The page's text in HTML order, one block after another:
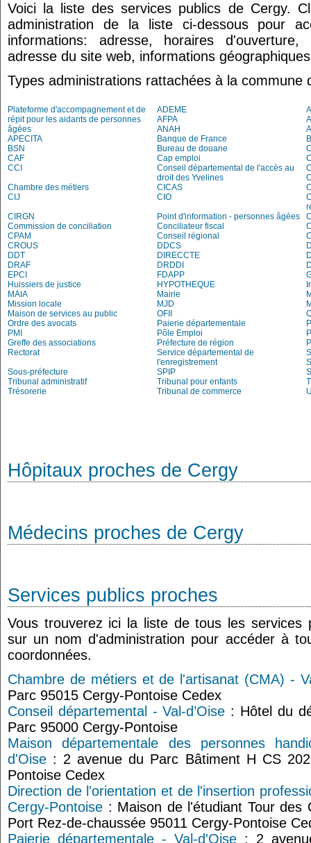
Voici la liste des services publics de Cergy.
administration de la liste ci-dessous pour
informations: adresse, horaires
adresse du site web, informations
Types administrations rattachées à la commune
Plateforme d'accompagnement et de
répit pour les aidants de personnes
âgées
ADEME
AFPA
ANAH
APECITA
Banque de France
BSN
Bureau de douane
CAF
Cap emploi
CCI
Conseil départemental de l'accès au
droit des Yvelines
Chambre des métiers
CICAS
CIJ
CIO
CIRGN
Point d'information - personnes âgées
Commission de conciliation
Conciliateur fiscal
CPAM
Conseil régional
CROUS
DDCS
DDT
DIRECCTE
DRAF
DRDDI
EPCI
FDAPP
Huissiers de justice
HYPOTHEQUE
MAIA
Mairie
Mission locale
MJD
Maison de services au public
OFII
Ordre des avocats
Paierie départementale
PMI
Pôle Emploi
Greffe des associations
Préfecture de région
Rectorat
Service départemental de
l'enregistrement
Sous-préfecture
SPIP
Tribunal administratif
Tribunal pour enfants
Trésorerie
Tribunal de commerce
Hôpitaux proches de Cergy
Médecins proches de Cergy
Services publics proches
Vous trouverez ici la liste de tous les services
sur un nom d'administration pour accéder à
coordonnées.
Chambre de métiers et de l'artisanat (CMA) -
Parc 95015 Cergy-Pontoise Cedex
Conseil départemental - Val-d’Oise : Hôtel du
Parc 95000 Cergy-Pontoise
Maison départementale des personnes
d'Oise : 2 avenue du Parc Bâtiment H CS
Pontoise Cedex
Direction de l'orientation et de l'insertion
Cergy-Pontoise : Maison de l'étudiant Tour des
Port Rez-de-chaussée 95011 Cergy-Pontoise
Paierie départementale - Val-d'Oise : 2